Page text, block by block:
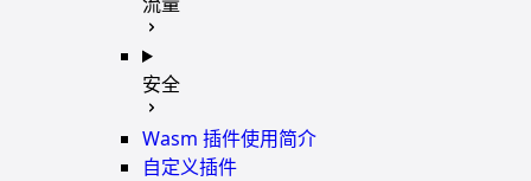
安全
Wasm 插件使用简介
自定义插件